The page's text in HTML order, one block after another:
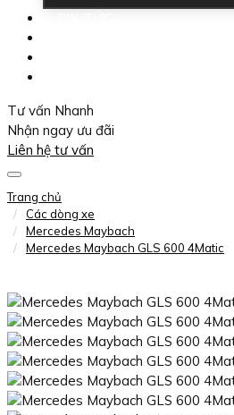
Tư vấn Nhanh
Nhận ngay ưu đãi
Liên hệ tư vấn
Trang chủ
Các dòng xe
Mercedes Maybach
Mercedes Maybach GLS 600 4Matic